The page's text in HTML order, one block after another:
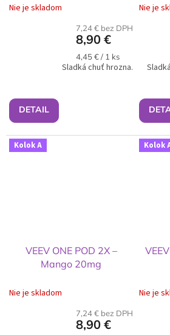
Nie je skladom
7,24 € bez DPH
8,90 €
Jednotková
cena:
4,45 € / 1 ks
DETAIL
Sladká chuť hrozna.
Nie je
Kolok A
VEEV ONE POD 2X –
Mango 20mg
Nie je skladom
7,24 € bez DPH
8,90 €
Kolok
VEEV
Nie je